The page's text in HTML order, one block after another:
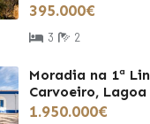
395.000€
3 2
Moradia na 1ª
Carvoeiro, Lagoa
1.950.000€